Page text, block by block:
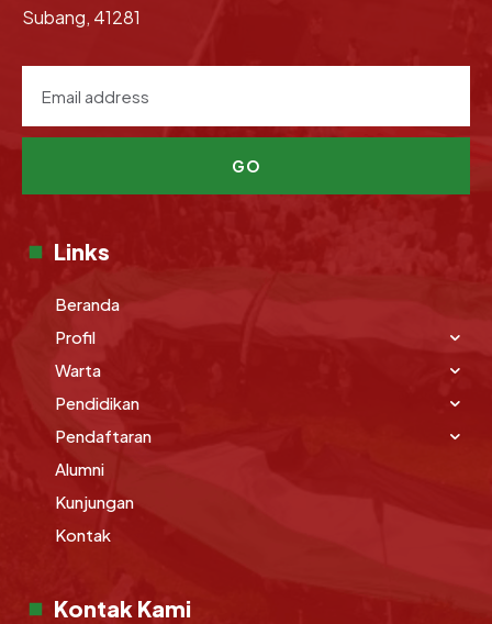
Subang, 41281
GO
Links
Beranda
Profil
Warta
Pendidikan
Pendaftaran
Alumni
Kunjungan
Kontak
Kontak Kami